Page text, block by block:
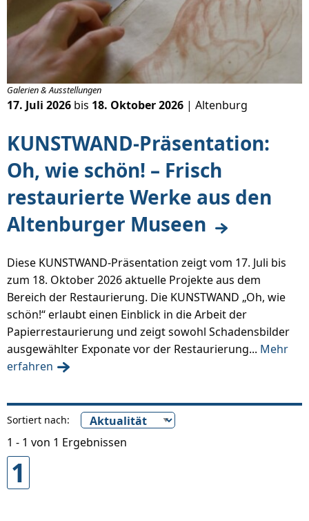
KUNSTWAND-Präsentation:
Oh, wie schön! – Frisch
restaurierte Werke aus den
Altenburger Museen
Galerien & Ausstellungen
17. Juli 2026 bis 18. Oktober 2026 | Altenburg
Diese KUNSTWAND-Präsentation zeigt vom 17. Juli bis
zum 18. Oktober 2026 aktuelle Projekte aus dem
Bereich der Restaurierung. Die KUNSTWAND „Oh, wie
schön!“ erlaubt einen Einblick in die Arbeit der
Papierrestaurierung und zeigt sowohl Schadensbilder
ausgewählter Exponate vor der Restaurierung... Mehr
erfahren
Sortiert nach:
1 - 1 von 1 Ergebnissen
1